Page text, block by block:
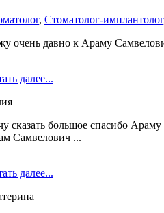
, Стоматолог-имплантолог
очень давно к Араму
далее...
сказать большое спасибо
Самвелович ...
далее...